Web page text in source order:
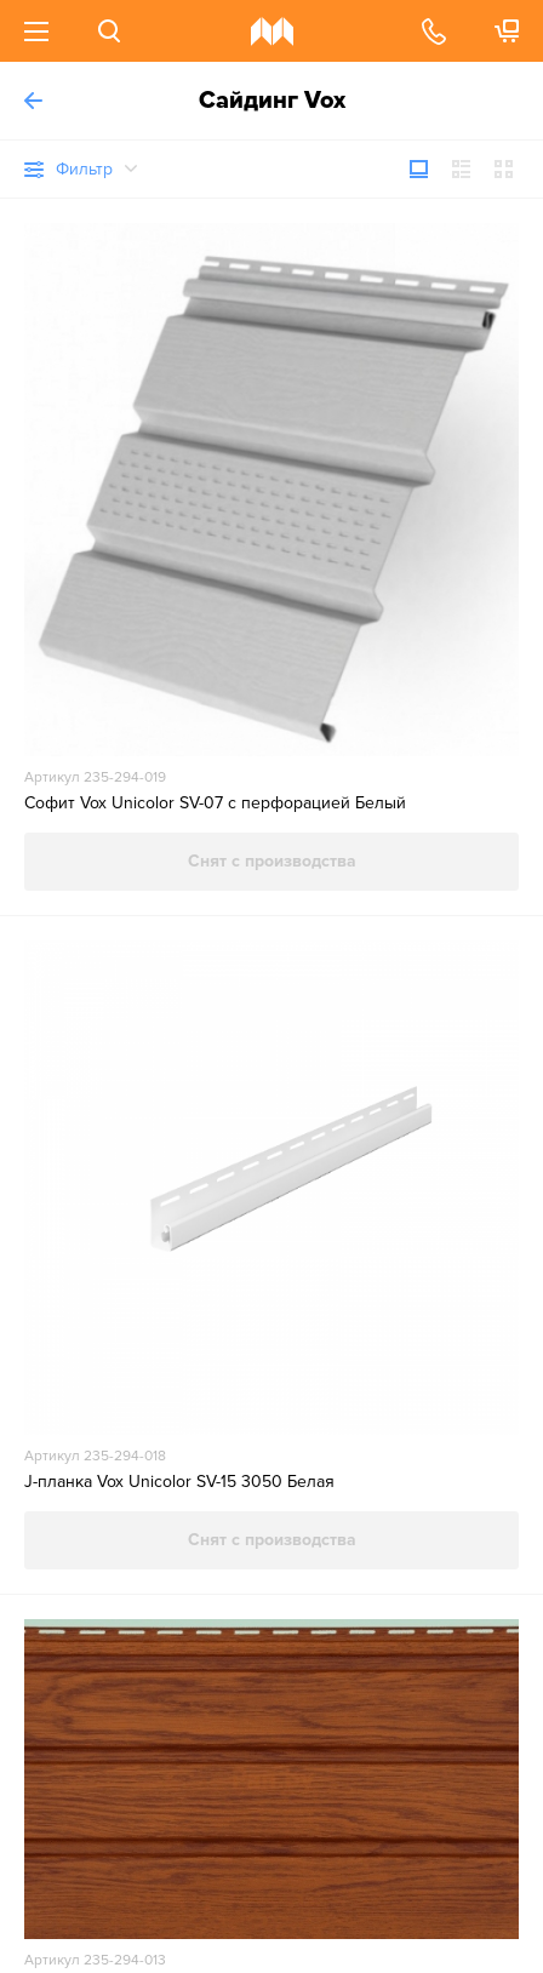
Сайдинг Vox
Фильтр
Артикул 235-294-019
Софит Vox Unicolor SV-07 с перфорацией Белый
Снят с производства
Артикул 235-294-018
J-планка Vox Unicolor SV-15 3050 Белая
Снят с производства
Артикул 235-294-013